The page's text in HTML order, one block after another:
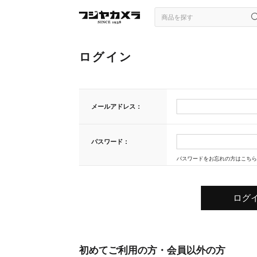
ログイン
メールアドレス：
パスワード：
パスワードをお忘れの方はこちら
初めてご利用の方・会員以外の方